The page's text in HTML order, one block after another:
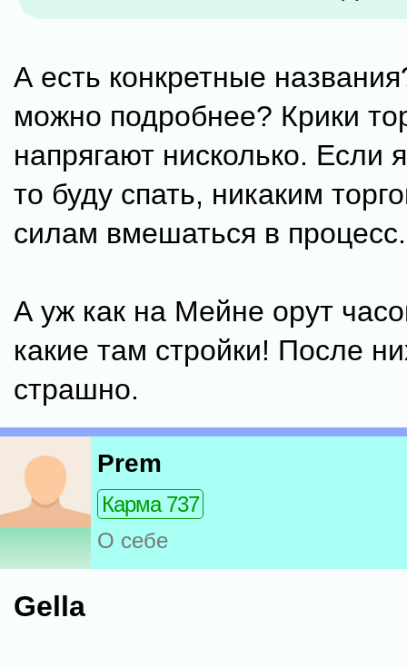
А есть конкретные
можно подробнее? Крики
напрягают нисколько. Если
то буду спать, никаким
силам вмешаться в процесс.
А уж как на Мейне орут
какие там стройки! После
страшно.
Prem
Карма 737
О себе
Gella